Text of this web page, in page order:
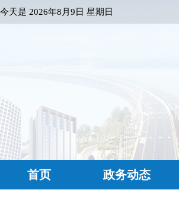
今天是 2026年8月9日 星期日
首页 政务动态